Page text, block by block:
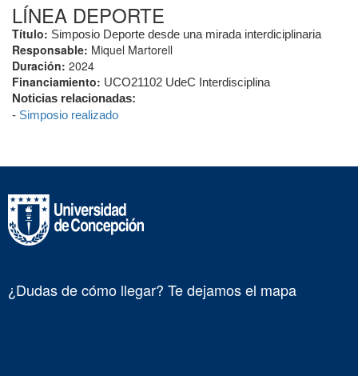
LÍNEA DEPORTE
Título: Simposio Deporte desde una mirada interdiciplinaria
Responsable: Miquel Martorell
Duración: 2024
Financiamiento: UCO21102 UdeC Interdisciplina
Noticias relacionadas:
- Simposio realizado
¿Dudas de cómo llegar? Te dejamos el mapa